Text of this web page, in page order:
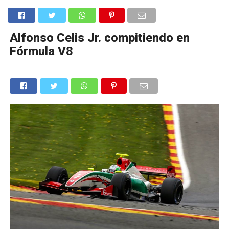
Alfonso Celis Jr. compitiendo en
Fórmula V8